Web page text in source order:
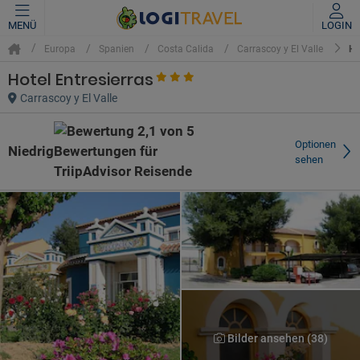
MENÜ LOGIN
Europa Spanien Costa Calida Carrascoy y El Valle
Hotel Entresierras
Carrascoy y El Valle
Niedrig
Optionen
sehen
Bilder ansehen (38)